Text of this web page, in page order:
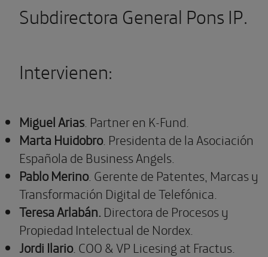
Subdirectora General Pons IP.
Intervienen:
Miguel Arias . Partner en K-Fund.
Marta Huidobro. Presidenta de la Asociación
Española de Business Angels.
Pablo Merino. Gerente de Patentes, Marcas y
Transformación Digital de Telefónica.
Teresa Arlabán. Directora de Procesos y
Propiedad Intelectual de Nordex.
Jordi Ilario. COO & VP Licesing at Fractus.